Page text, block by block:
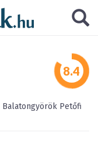
Balatongyörök Petőfi